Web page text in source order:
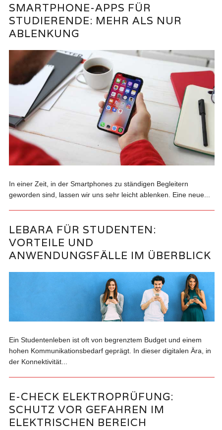
SMARTPHONE-APPS FÜR
STUDIERENDE: MEHR ALS NUR
ABLENKUNG
In einer Zeit, in der Smartphones zu ständigen Begleitern
geworden sind, lassen wir uns sehr leicht ablenken. Eine neue...
LEBARA FÜR STUDENTEN:
VORTEILE UND
ANWENDUNGSFÄLLE IM ÜBERBLICK
Ein Studentenleben ist oft von begrenztem Budget und einem
hohen Kommunikationsbedarf geprägt. In dieser digitalen Ära, in
der Konnektivität...
E-CHECK ELEKTROPRÜFUNG:
SCHUTZ VOR GEFAHREN IM
ELEKTRISCHEN BEREICH